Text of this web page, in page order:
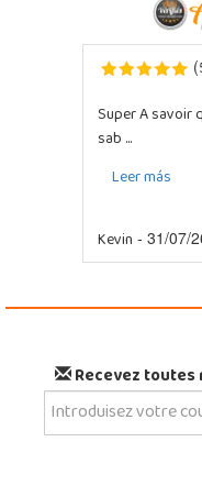
(
Super A savoir
sab ...
Leer más
Kevin - 31/07/
Recevez